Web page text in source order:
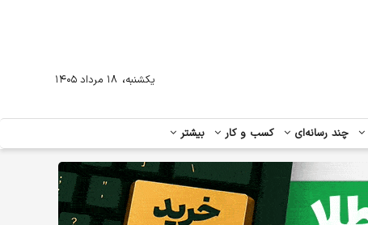
چند رسانه‌ای کسب و کار بیشتر
یکشنبه، ۱۸ مرداد ۱۴۰۵